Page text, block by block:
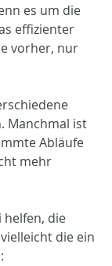
es um die
effizienter
vorher, nur
Manchmal ist
Abläufe
mehr
helfen, die
die ein